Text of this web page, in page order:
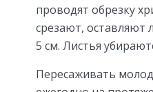
проводят обрезку
срезают, оставляют
5 см. Листья
Пересаживать